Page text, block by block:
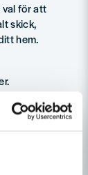
för att
skick,
hem.